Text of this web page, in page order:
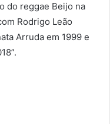
do reggae Beijo na
Rodrigo Leão
Arruda em 1999 e